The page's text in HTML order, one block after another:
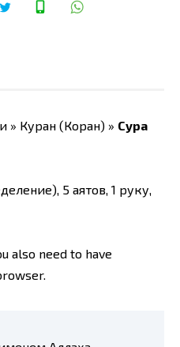
» Куран (Коран) » Сура
5 аятов, 1 руку,
also need to have